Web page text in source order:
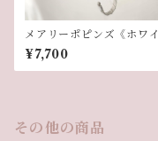
メアリーポピンズ《ホワイ
ト》
¥7,700
その他の商品